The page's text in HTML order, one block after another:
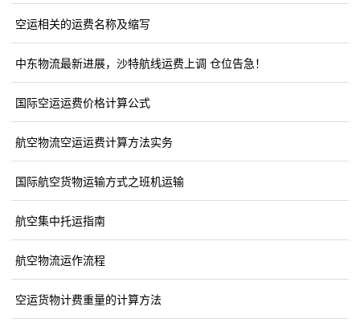
空运相关的运费名称及缩写
中东物流最新进展，沙特航线运费上调 仓位告急！
国际空运运费价格计算公式
航空物流空运运费计算方法实务
国际航空货物运输方式之班机运输
航空集中托运指南
航空物流运作流程
空运货物计费重量的计算方法